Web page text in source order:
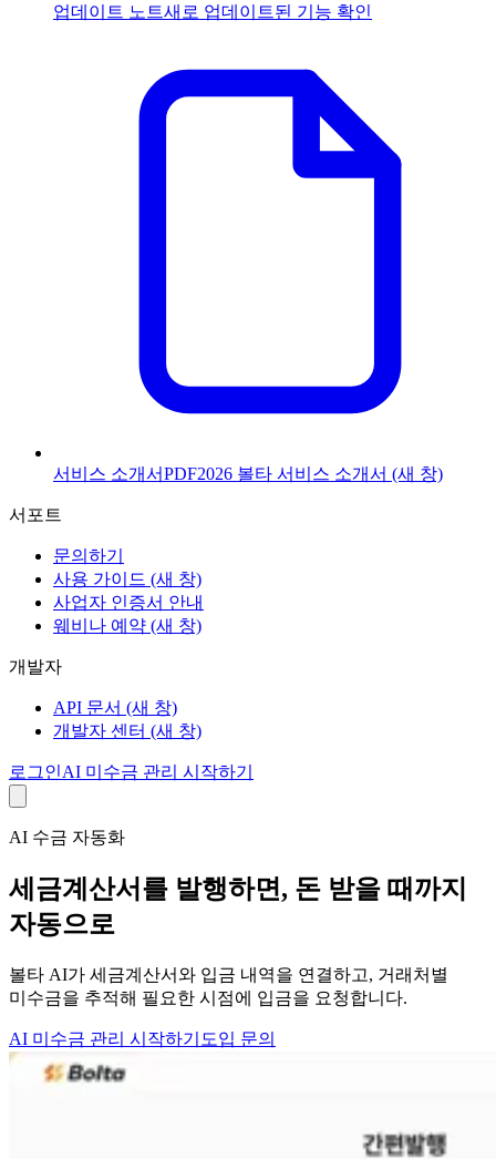
업데이트 노트새로 업데이트된 기능 확인
서비스 소개서PDF2026 볼타 서비스 소개서 (새 창)
서포트
문의하기
사용 가이드 (새 창)
사업자 인증서 안내
웨비나 예약 (새 창)
개발자
API 문서 (새 창)
개발자 센터 (새 창)
로그인AI 미수금 관리 시작하기
AI 수금 자동화
세금계산서를 발행하면, 돈 받을 때까지
자동으로
볼타 AI가 세금계산서와 입금 내역을 연결하고, 거래처별
미수금을 추적해 필요한 시점에 입금을 요청합니다.
AI 미수금 관리 시작하기 도입 문의